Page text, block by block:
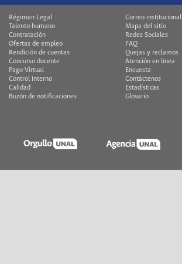
Régimen Legal
Talento humano
Contratación
Ofertas de empleo
Rendición de cuentas
Concurso docente
Pago Virtual
Control interno
Calidad
Buzón de notificaciones
Correo institucional
Mapa del sitio
Redes Sociales
FAQ
Quejas y reclamos
Atención en línea
Encuesta
Contáctenos
Estadísticas
Glosario